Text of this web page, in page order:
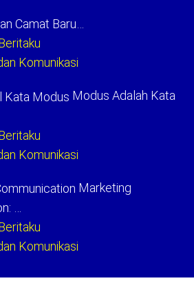
Camat Baru…
Komunikasi
Modus Adalah Kata
Komunikasi
Marketing
…
Komunikasi